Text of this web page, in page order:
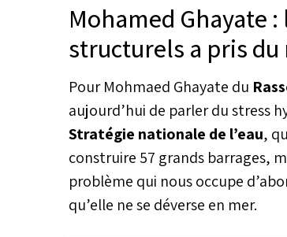
Au Maroc, la
chute libre
alignement de
alimentaire
Sadiki, ministre
du
estime ainsi
prioriser la
consommés
l’oignon ou
Mohamed Ghayate
structurels a pris du
Pour Mohmaed Ghayate du
aujourd’hui de parler du stress
Stratégie nationale de l’eau,
construire 57 grands barrages,
problème qui nous occupe
qu’elle ne se déverse en mer.